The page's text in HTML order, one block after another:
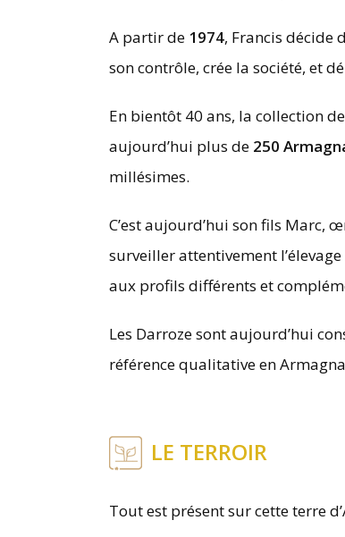
A partir de 1974, Francis décide
son contrôle, crée la société, et
En bientôt 40 ans, la collection
aujourd’hui plus de 250
millésimes.
C’est aujourd’hui son fils Marc,
surveiller attentivement
aux profils différents et
Les Darroze sont aujourd’hui
référence qualitative en
LE TERROIR
Tout est présent sur cette terre